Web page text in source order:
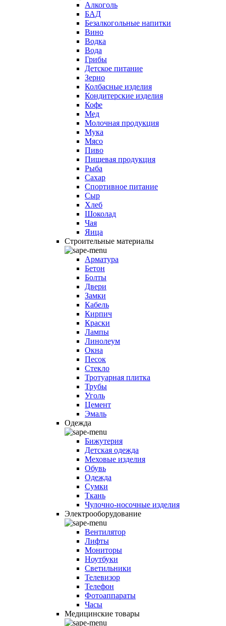
Алкоголь
БАД
Безалкогольные напитки
Вино
Водка
Вода
Грибы
Детское питание
Зерно
Колбасные изделия
Кондитерские изделия
Кофе
Мед
Молочная продукция
Мука
Мясо
Пиво
Пищевая продукция
Рыба
Сахар
Спортивное питание
Сыр
Хлеб
Шоколад
Чая
Яица
Строительные материалы
Арматура
Бетон
Болты
Двери
Замки
Кабель
Кирпич
Краски
Лампы
Линолеум
Окна
Песок
Стекло
Тротуарная плитка
Трубы
Уголь
Цемент
Эмаль
Одежда
Бижутерия
Детская одежда
Меховые изделия
Обувь
Одежда
Сумки
Ткань
Чулочно-носочные изделия
Электрооборудование
Вентилятор
Лифты
Мониторы
Ноутбуки
Светильники
Телевизор
Телефон
Фотоаппараты
Часы
Медицинские товары